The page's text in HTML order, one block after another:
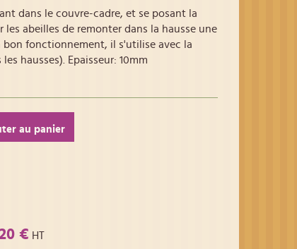
dans le couvre-cadre, et se posant la
abeilles de remonter dans la hausse une
bon fonctionnement, il s'utilise avec la
hausses). Epaisseur: 10mm
au panier
€ HT